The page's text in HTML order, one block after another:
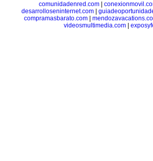
comunidadenred.com|
desarrolloseninternet.com
compramasbarato.com|
videosmultimedia.com